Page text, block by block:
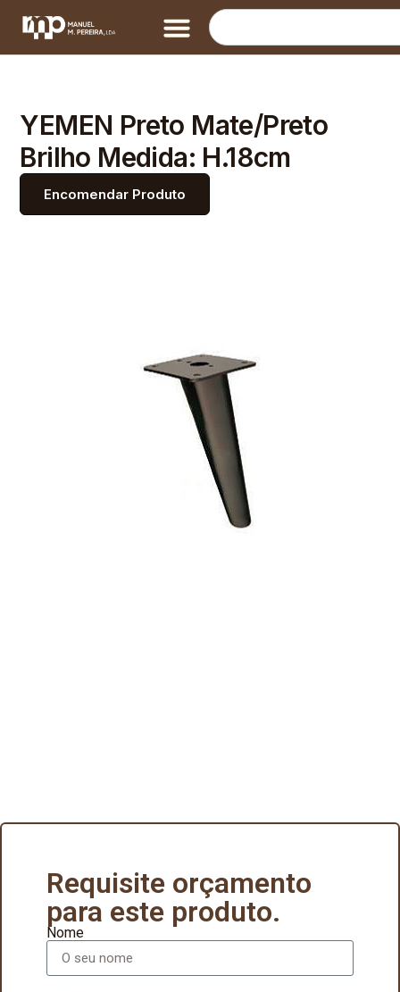
YEMEN Preto Mate/Preto
Brilho Medida: H.18cm
Encomendar Produto
Requisite orçamento
para este produto.
Nome